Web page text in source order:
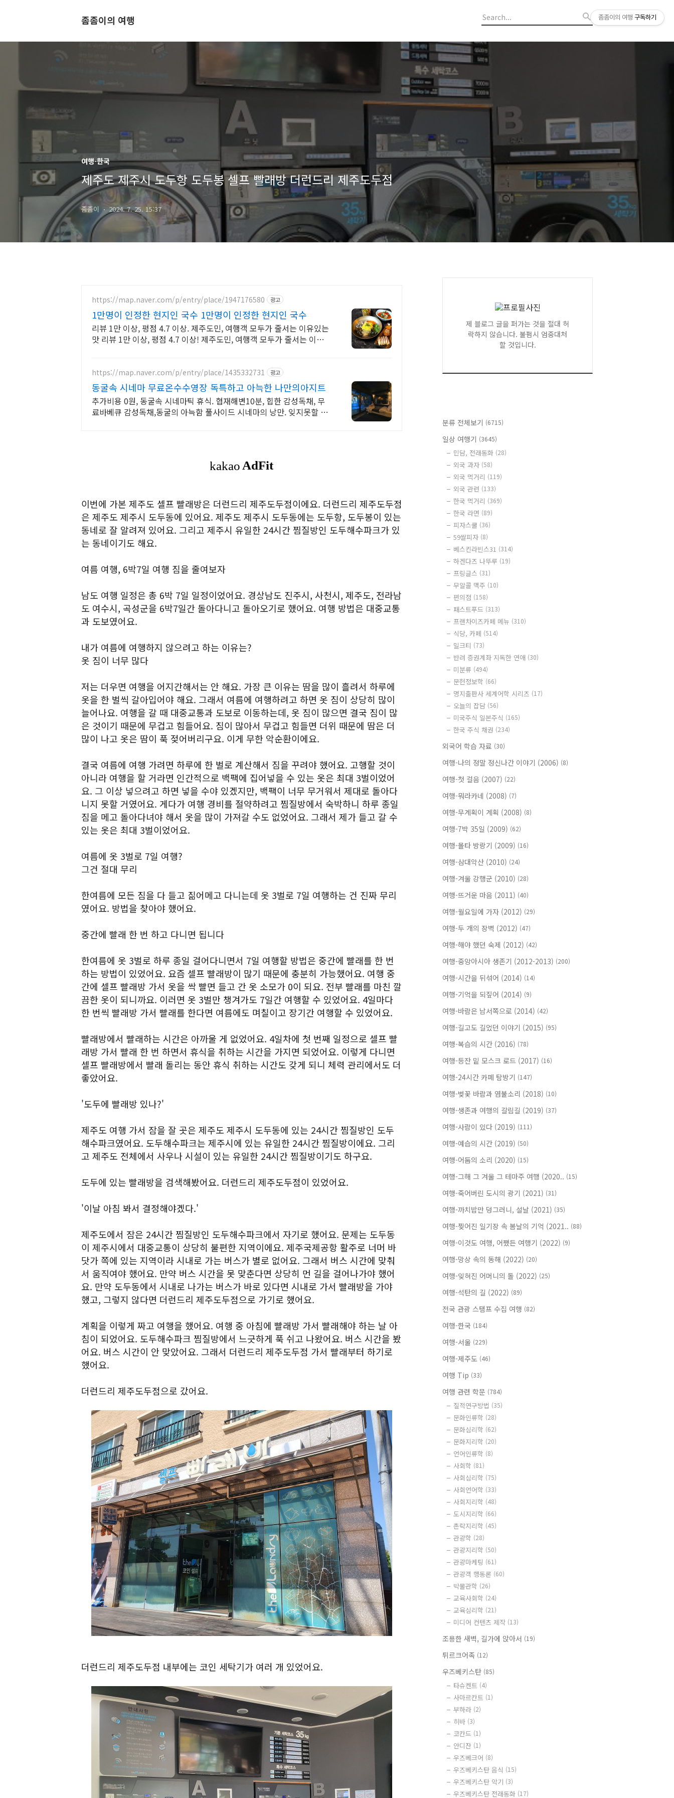
좀좀이의 여행
여행-한국
제주도 제주시 도두항 도두봉 셀프 빨래방 더런드리 제주도두점
좀좀이 2024. 7. 25. 15:37
https://map.naver.com/p/entry/place/1947176580 광고
1만명이 인정한 현지인 국수 1만명이 인정한 현지인 국수
리뷰 1만 이상, 평점 4.7 이상. 제주도민, 여행객 모두가 줄서는 이유있는
맛 리뷰 1만 이상, 평점 4.7 이상! 제주도민, 여행객 모두가 줄서는 이유있
https://map.naver.com/p/entry/place/1435332731 광고
동굴속 시네마 무료온수수영장 독특하고 아늑한 나만의아지트
추가비용 0원, 동굴속 시네마틱 휴식. 협재해변10분, 힙한 감성독채, 무
료바베큐 감성독채,동굴의 아늑함 풀사이드 시네마의 낭만. 잊지못할 태
이번에 가본 제주도 셀프 빨래방은 더런드리 제주도두점이에요. 더런드리 제주도두점
은 제주도 제주시 도두동에 있어요. 제주도 제주시 도두동에는 도두항, 도두봉이 있는
동네로 잘 알려져 있어요. 그리고 제주시 유일한 24시간 찜질방인 도두해수파크가 있
는 동네이기도 해요.
여름 여행, 6박7일 여행 짐을 줄여보자
남도 여행 일정은 총 6박 7일 일정이었어요. 경상남도 진주시, 사천시, 제주도, 전라남
도 여수시, 곡성군을 6박7일간 돌아다니고 돌아오기로 했어요. 여행 방법은 대중교통
과 도보였어요.
내가 여름에 여행하지 않으려고 하는 이유는?
옷 짐이 너무 많다
저는 더우면 여행을 어지간해서는 안 해요. 가장 큰 이유는 땀을 많이 흘려서 하루에
옷을 한 벌씩 갈아입어야 해요. 그래서 여름에 여행하려고 하면 옷 짐이 상당히 많이
늘어나요. 여행을 갈 때 대중교통과 도보로 이동하는데, 옷 짐이 많으면 결국 짐이 많
은 것이기 때문에 무겁고 힘들어요. 짐이 많아서 무겁고 힘들면 더위 때문에 땀은 더
많이 나고 옷은 땀이 푹 젖어버리구요. 이게 무한 악순환이에요.
결국 여름에 여행 가려면 하루에 한 벌로 계산해서 짐을 꾸려야 했어요. 고행할 것이
아니라 여행을 할 거라면 인간적으로 백팩에 집어넣을 수 있는 옷은 최대 3벌이었어
요. 그 이상 넣으려고 하면 넣을 수야 있겠지만, 백팩이 너무 무거워서 제대로 돌아다
니지 못할 거였어요. 게다가 여행 경비를 절약하려고 찜질방에서 숙박하니 하루 종일
짐을 메고 돌아다녀야 해서 옷을 많이 가져갈 수도 없었어요. 그래서 제가 들고 갈 수
있는 옷은 최대 3벌이었어요.
여름에 옷 3벌로 7일 여행?
그건 절대 무리
한여름에 모든 짐을 다 들고 짊어메고 다니는데 옷 3벌로 7일 여행하는 건 진짜 무리
였어요. 방법을 찾아야 했어요.
중간에 빨래 한 번 하고 다니면 됩니다
한여름에 옷 3벌로 하루 종일 걸어다니면서 7일 여행할 방법은 중간에 빨래를 한 번
하는 방법이 있었어요. 요즘 셀프 빨래방이 많기 때문에 충분히 가능했어요. 여행 중
간에 셀프 빨래방 가서 옷을 싹 빨면 들고 간 옷 소모가 0이 되요. 전부 빨래를 마친 깔
끔한 옷이 되니까요. 이러면 옷 3벌만 챙겨가도 7일간 여행할 수 있었어요. 4일마다
한 번씩 빨래방 가서 빨래를 한다면 여름에도 며칠이고 장기간 여행할 수 있었어요.
빨래방에서 빨래하는 시간은 아까울 게 없었어요. 4일차에 첫 번째 일정으로 셀프 빨
래방 가서 빨래 한 번 하면서 휴식을 취하는 시간을 가지면 되었어요. 이렇게 다니면
셀프 빨래방에서 빨래 돌리는 동안 휴식 취하는 시간도 갖게 되니 체력 관리에서도 더
좋았어요.
'도두에 빨래방 있나?'
제주도 여행 가서 잠을 잘 곳은 제주도 제주시 도두동에 있는 24시간 찜질방인 도두
해수파크였어요. 도두해수파크는 제주시에 있는 유일한 24시간 찜질방이에요. 그리
고 제주도 전체에서 사우나 시설이 있는 유일한 24시간 찜질방이기도 하구요.
도두에 있는 빨래방을 검색해봤어요. 더런드리 제주도두점이 있었어요.
'이날 아침 봐서 결정해야겠다.'
제주도에서 잠은 24시간 찜질방인 도두해수파크에서 자기로 했어요. 문제는 도두동
이 제주시에서 대중교통이 상당히 불편한 지역이에요. 제주국제공항 활주로 너머 바
닷가 쪽에 있는 지역이라 시내로 가는 버스가 별로 없어요. 그래서 버스 시간에 맞춰
서 움직여야 했어요. 만약 버스 시간을 못 맞춘다면 상당히 먼 길을 걸어나가야 했어
요. 만약 도두동에서 시내로 나가는 버스가 바로 있다면 시내로 가서 빨래방을 가야
했고, 그렇지 않다면 더런드리 제주도두점으로 가기로 했어요.
계획을 이렇게 짜고 여행을 했어요. 여행 중 아침에 빨래방 가서 빨래해야 하는 날 아
침이 되었어요. 도두해수파크 찜질방에서 느긋하게 푹 쉬고 나왔어요. 버스 시간을 봤
어요. 버스 시간이 안 맞았어요. 그래서 더런드리 제주도두점 가서 빨래부터 하기로
했어요.
더런드리 제주도두점으로 갔어요.
더런드리 제주도두점 내부에는 코인 세탁기가 여러 개 있었어요.
제 블로그 글을 퍼가는 것을 절대 허
락하지 않습니다. 불펌시 엄중대처
할 것입니다.
분류 전체보기 (6715)
일상 여행기 (3645)
민담, 전래동화 (28)
외국 과자 (58)
외국 먹거리 (119)
외국 관련 (133)
한국 먹거리 (369)
한국 라면 (89)
피자스쿨 (36)
59쌀피자 (8)
베스킨라빈스31 (314)
하겐다즈 나뚜루 (19)
프링글스 (31)
무알콜 맥주 (10)
편의점 (158)
패스트푸드 (313)
프랜차이즈카페 메뉴 (310)
식당, 카페 (514)
밀크티 (73)
반려 증권계좌 지독한 연애 (30)
미분류 (494)
문헌정보학 (66)
명지출판사 세계어학 시리즈 (17)
오늘의 잡담 (56)
미국주식 일본주식 (165)
한국 주식 채권 (234)
외국어 학습 자료 (30)
여행-나의 정말 정신나간 이야기 (2006) (8)
여행-첫 걸음 (2007) (22)
여행-뭐라카네 (2008) (7)
여행-무계획이 계획 (2008) (8)
여행-7박 35일 (2009) (62)
여행-몰타 방랑기 (2009) (16)
여행-삼대악산 (2010) (24)
여행-겨울 강행군 (2010) (28)
여행-뜨거운 마음 (2011) (40)
여행-월요일에 가자 (2012) (29)
여행-두 개의 장벽 (2012) (47)
여행-해야 했던 숙제 (2012) (42)
여행-중앙아시아 생존기 (2012-2013) (200)
여행-시간을 뒤섞어 (2014) (14)
여행-기억을 되짚어 (2014) (9)
여행-바람은 남서쪽으로 (2014) (42)
여행-길고도 길었던 이야기 (2015) (95)
여행-복습의 시간 (2016) (78)
여행-등잔 밑 모스크 로드 (2017) (16)
여행-24시간 카페 탐방기 (147)
여행-벚꽃 바람과 염불소리 (2018) (10)
여행-생존과 여행의 갈림길 (2019) (37)
여행-사람이 있다 (2019) (111)
여행-예습의 시간 (2019) (50)
여행-어둠의 소리 (2020) (15)
여행-그해 그 겨울 그 테마주 여행 (2020.. (15)
여행-죽어버린 도시의 광기 (2021) (31)
여행-까치밥만 덩그러니, 설날 (2021) (35)
여행-찢어진 일기장 속 봄날의 기억 (2021.. (88)
여행-이것도 여행, 어쨌든 여행기 (2022) (9)
여행-망상 속의 동해 (2022) (20)
여행-잊혀진 어머니의 돌 (2022) (25)
여행-석탄의 길 (2022) (89)
전국 관광 스탬프 수집 여행 (82)
여행-한국 (184)
여행-서울 (229)
여행-제주도 (46)
여행 Tip (33)
여행 관련 학문 (784)
질적연구방법 (35)
문화인류학 (28)
문화심리학 (62)
문화지리학 (20)
언어인류학 (8)
사회학 (81)
사회심리학 (75)
사회언어학 (33)
사회지리학 (48)
도시지리학 (66)
촌락지리학 (45)
관광학 (28)
관광지리학 (50)
관광마케팅 (61)
관광객 행동론 (60)
박물관학 (26)
교육사회학 (24)
교육심리학 (21)
미디어 컨텐츠 제작 (13)
조용한 새벽, 길가에 앉아서 (19)
튀르크어족 (12)
우즈베키스탄 (85)
타슈켄트 (4)
사마르칸트 (1)
부하라 (2)
히바 (3)
코칸드 (1)
안디잔 (1)
우즈베크어 (8)
우즈베키스탄 음식 (15)
우즈베키스탄 악기 (3)
우즈베키스탄 전래동화 (17)
좀좀이의 여행 구독하기